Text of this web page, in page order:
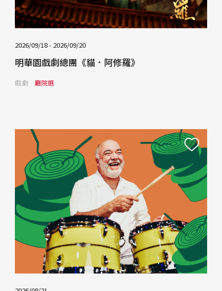
2026/09/18- 2026/09/20
明華園戲劇總團《貓．阿修羅》
戲劇 廳院選